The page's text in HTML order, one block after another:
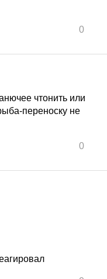
0
чтонить или
переноску не
0